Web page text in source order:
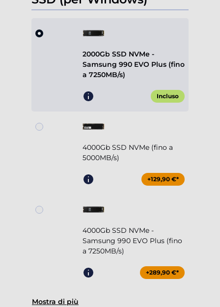
2000Gb SSD NVMe -
Samsung 990 EVO Plus (fino
a 7250MB/s)
Incluso
4000Gb SSD NVMe (fino a
5000MB/s)
+129,90 €*
4000Gb SSD NVMe -
Samsung 990 EVO Plus (fino
a 7250MB/s)
+289,90 €*
Mostra di più